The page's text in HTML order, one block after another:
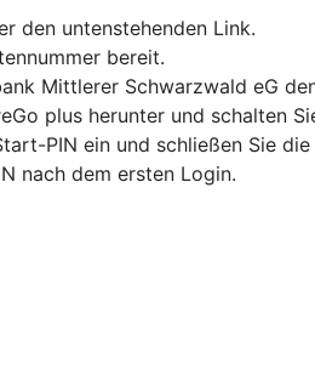
den untenstehenden Link.
bereit.
Mittlerer Schwarzwald eG
plus herunter und schalten
PIN ein und schließen Sie
nach dem ersten Login.